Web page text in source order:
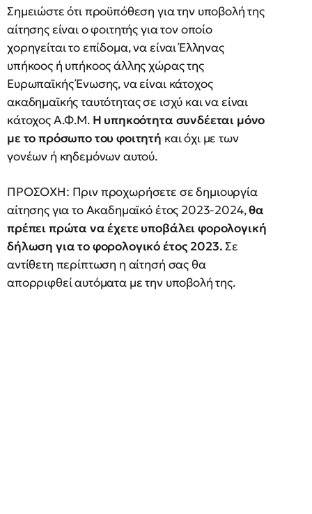
Σημειώστε ότι προϋπόθεση για την υποβολή της
αίτησης είναι ο φοιτητής για τον οποίο
χορηγείται το επίδομα, να είναι Έλληνας
υπήκοος ή υπήκοος άλλης χώρας της
Ευρωπαϊκής Ένωσης, να είναι κάτοχος
ακαδημαϊκής ταυτότητας σε ισχύ και να είναι
κάτοχος Α.Φ.Μ. Η υπηκοότητα συνδέεται μόνο
με το πρόσωπο του φοιτητή και όχι με των
γονέων ή κηδεμόνων αυτού.
ΠΡΟΣΟΧΗ: Πριν προχωρήσετε σε δημιουργία
αίτησης για το Ακαδημαϊκό έτος 2023-2024,θα
πρέπει πρώτα να έχετε υποβάλει φορολογική
δήλωση για το φορολογικό έτος 2023.Σε
αντίθετη περίπτωση η αίτησή σας θα
απορριφθεί αυτόματα με την υποβολή της.